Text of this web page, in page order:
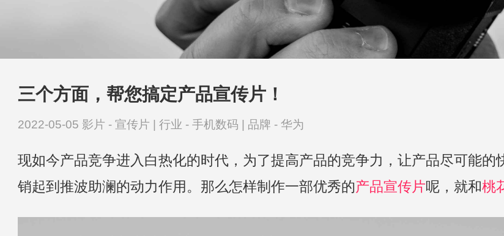
三个方面，帮您搞定产品宣传片！
2022-05-05 影片 - 宣传片 行业 - 手机数码 品牌 - 华为
现如今产品竞争进入白热化的时代，为了提高产品的竞争力，让产品尽可能的
销起到推波助澜的动力作用。那么怎样制作一部优秀的产品宣传片呢，就和桃